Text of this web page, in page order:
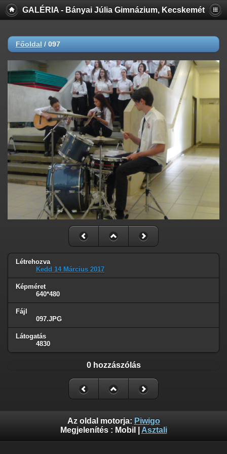
GALÉRIA - Bányai Júlia Gimnázium, Kecskemét
Főoldal / 097
Létrehozva
Kedd 14 Március 2017
Képméret
640*480
Fájl
097.JPG
Látogatás
4830
0 hozzászólás
Az oldal motorja: Piwigo
Megjelenítés : Mobil Asztali